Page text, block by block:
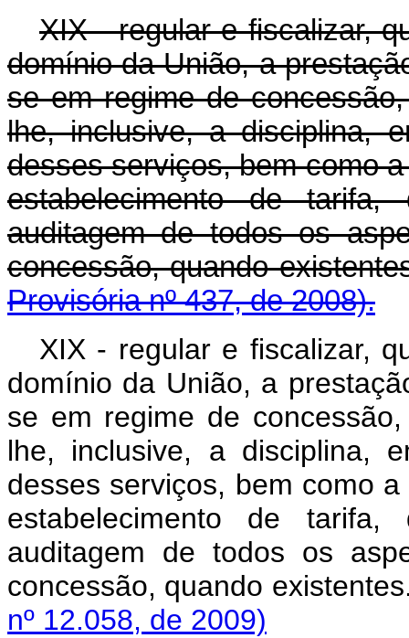
XIX - regular e fiscalizar,
domínio da União, a
se em regime de
lhe, inclusive, a disciplina,
desses serviços, bem como
estabelecimento de
auditagem de todos os
concessão, quando
Provisória nº 437, de 2008).
XIX - regular e fiscalizar,
domínio da União, a
se em regime de
lhe, inclusive, a disciplina,
desses serviços, bem como
estabelecimento de
auditagem de todos os
concessão, quando
nº 12.058, de 2009)